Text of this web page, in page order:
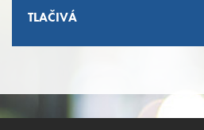
TLAČIVÁ